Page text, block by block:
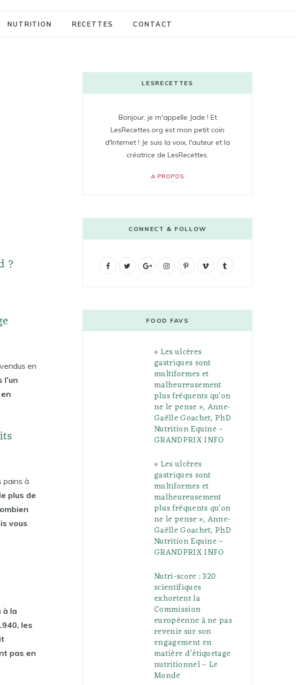
NUTRITION RECETTES CONTACT
?
en
pains à
plus de
vous
à la
les
pas en
LESRECETTES
Bonjour, je m'appelle Jade ! Et
LesRecettes.org est mon petit coin
d'Internet ! Je suis la voix, l'auteur et la
créatrice de LesRecettes.
A PROPOS
CONNECT & FOLLOW
F
b
t
G
g
l
e
P
u
s
I
t
a
g
r
a
P
e
r
e
s
V
o
l
FOOD FAVS
« Les ulcères
gastriques sont
multiformes et
malheureusement
plus fréquents qu’on
ne le pense », Anne-
Gaëlle Goachet, PhD
Nutrition Equine –
GRANDPRIX INFO
« Les ulcères
gastriques sont
multiformes et
malheureusement
plus fréquents qu’on
ne le pense », Anne-
Gaëlle Goachet, PhD
Nutrition Equine –
GRANDPRIX INFO
Nutri-score : 320
scientifiques
exhortent la
Commission
européenne à ne pas
revenir sur son
engagement en
matière d’étiquetage
nutritionnel – Le
Monde